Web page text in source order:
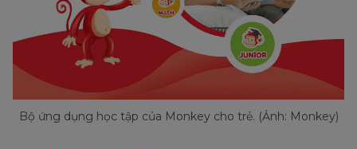
Bộ ứng dụng học tập của Monkey cho trẻ. (Ảnh: Monkey)